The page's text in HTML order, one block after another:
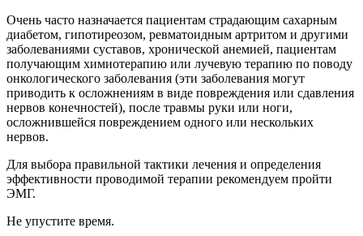
Очень часто назначается пациентам страдающим сахарным
диабетом, гипотиреозом, ревматоидным артритом и другими
заболеваниями суставов, хронической анемией, пациентам
получающим химиотерапию или лучевую терапию по поводу
онкологического заболевания (эти заболевания могут
приводить к осложнениям в виде повреждения или сдавления
нервов конечностей), после травмы руки или ноги,
осложнившейся повреждением одного или нескольких
нервов.
️Для выбора правильной тактики лечения и определения
эффективности проводимой терапии рекомендуем пройти
ЭМГ.
Не упустите время.